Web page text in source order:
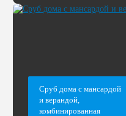
Сруб дома с мансардой
и верандой,
комбинированная